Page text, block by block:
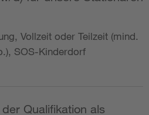
Vollzeit oder Teilzeit (mind.
SOS-Kinderdorf
Qualifikation als